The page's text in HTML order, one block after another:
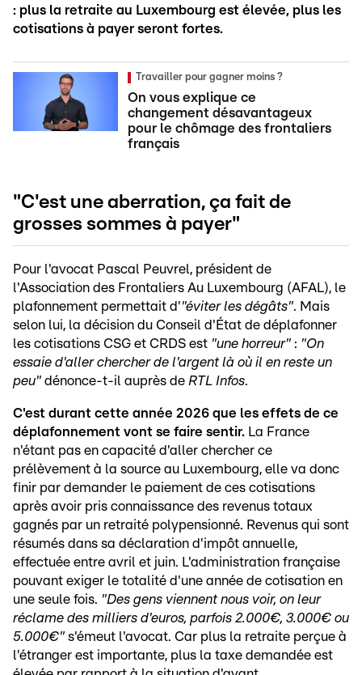
: plus la retraite au Luxembourg est élevée, plus les
cotisations à payer seront fortes.
Travailler pour gagner moins ?
On vous explique ce
changement désavantageux
pour le chômage des frontaliers
français
"C'est une aberration, ça fait de
grosses sommes à payer"
Pour l'avocat Pascal Peuvrel, président de
l'Association des Frontaliers Au Luxembourg (AFAL), le
plafonnement permettait d'"éviter les dégâts". Mais
selon lui, la décision du Conseil d'État de déplafonner
les cotisations CSG et CRDS est "une horreur" : "On
essaie d'aller chercher de l'argent là où il en reste un
peu" dénonce-t-il auprès de RTL Infos.
C'est durant cette année 2026 que les effets de ce
déplafonnement vont se faire sentir. La France
n'étant pas en capacité d'aller chercher ce
prélèvement à la source au Luxembourg, elle va donc
finir par demander le paiement de ces cotisations
après avoir pris connaissance des revenus totaux
gagnés par un retraité polypensionné. Revenus qui sont
résumés dans sa déclaration d'impôt annuelle,
effectuée entre avril et juin. L'administration française
pouvant exiger le totalité d'une année de cotisation en
une seule fois. "Des gens viennent nous voir, on leur
réclame des milliers d'euros, parfois 2.000€, 3.000€ ou
5.000€" s'émeut l'avocat. Car plus la retraite perçue à
l'étranger est importante, plus la taxe demandée est